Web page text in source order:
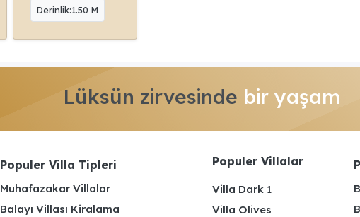
Derinlik:1.50 M
Lüksün zirvesinde bir yaşam
Populer Villa Tipleri
Muhafazakar Villalar
Balayı Villası Kiralama
Populer Villalar
Villa Dark 1
Villa Olives